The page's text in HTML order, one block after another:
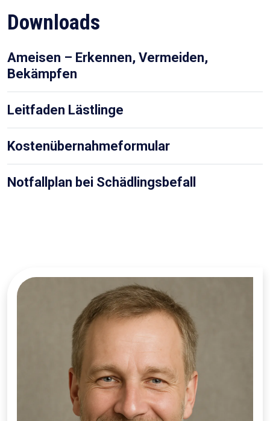
Downloads
Ameisen – Erkennen, Vermeiden,
Bekämpfen
Leitfaden Lästlinge
Kostenübernahmeformular
Notfallplan bei Schädlingsbefall